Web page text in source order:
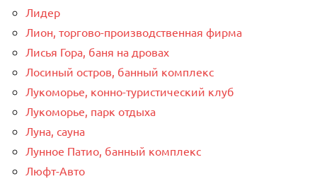
Лидер
Лион, торгово-производственная фирма
Лисья Гора, баня на дровах
Лосиный остров, банный комплекс
Лукоморье, конно-туристический клуб
Лукоморье, парк отдыха
Луна, сауна
Лунное Патио, банный комплекс
Люфт-Авто